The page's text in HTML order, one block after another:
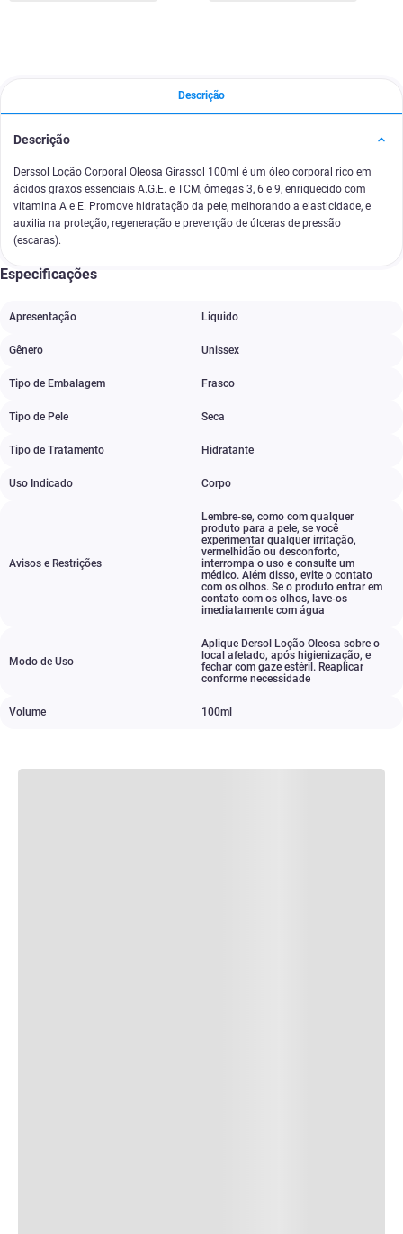
Descrição
Descrição
Derssol Loção Corporal Oleosa Girassol 100ml é um óleo corporal rico em
ácidos graxos essenciais A.G.E. e TCM, ômegas 3, 6 e 9, enriquecido com
vitamina A e E. Promove hidratação da pele, melhorando a elasticidade, e
auxilia na proteção, regeneração e prevenção de úlceras de pressão
(escaras).
Especificações
Apresentação Liquido
Gênero Unissex
Tipo de Embalagem Frasco
Tipo de Pele Seca
Tipo de Tratamento Hidratante
Uso Indicado Corpo
Avisos e Restrições
Lembre-se, como com qualquer
produto para a pele, se você
experimentar qualquer irritação,
vermelhidão ou desconforto,
interrompa o uso e consulte um
médico. Além disso, evite o contato
com os olhos. Se o produto entrar em
contato com os olhos, lave-os
imediatamente com água
Modo de Uso
Aplique Dersol Loção Oleosa sobre o
local afetado, após higienização, e
fechar com gaze estéril. Reaplicar
conforme necessidade
Volume 100ml